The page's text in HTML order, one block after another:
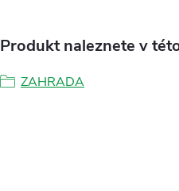
Produkt naleznete v
ZAHRADA